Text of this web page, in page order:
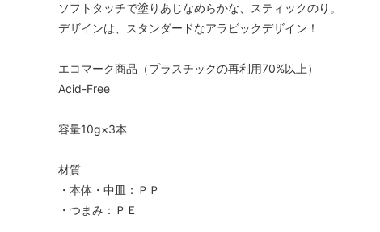
ソフトタッチで塗りあじなめらかな、スティックのり。
デザインは、スタンダードなアラビックデザイン！
エコマーク商品（プラスチックの再利用70%以上）
Acid-Free
容量10g×3本
材質
・本体・中皿：ＰＰ
・つまみ：ＰＥ